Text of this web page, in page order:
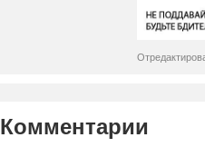
Комментарии